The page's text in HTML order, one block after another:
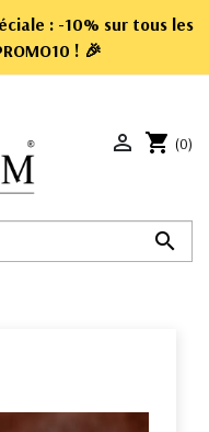
: -10% sur tous les
! 🎉

 shopping_cart (0)